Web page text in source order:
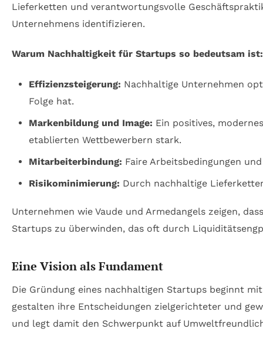
Lieferketten und verantwortungsvolle
Unternehmens identifizieren.
Warum Nachhaltigkeit für Startups so bedeutsam ist:
Effizienzsteigerung: Nachhaltige Unternehmen
Folge hat.
Markenbildung und Image: Ein positives,
etablierten Wettbewerbern stark.
Mitarbeiterbindung: Faire Arbeitsbedingungen
Risikominimierung: Durch nachhaltige
Unternehmen wie Vaude und Armedangels zeigen,
Startups zu überwinden, das oft durch
Eine Vision als Fundament
Die Gründung eines nachhaltigen Startups beginnt
gestalten ihre Entscheidungen zielgerichteter und
und legt damit den Schwerpunkt auf